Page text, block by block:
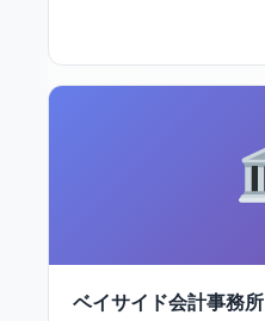
ベイサイド会計事務所